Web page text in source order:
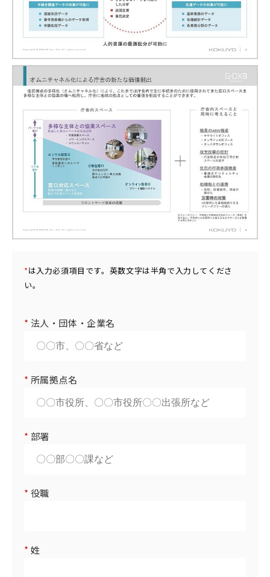
*は入力必須項目です。英数文字は半角で入力してくださ
い。
* 法人・団体・企業名
* 所属拠点名
* 部署
* 役職
* 姓